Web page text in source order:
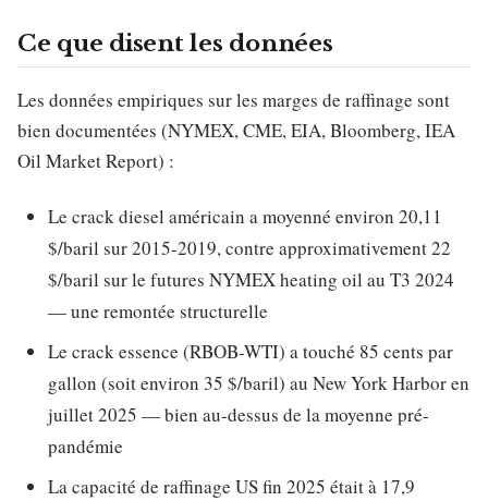
Ce que disent les données
Les données empiriques sur les marges de raffinage sont
bien documentées (NYMEX, CME, EIA, Bloomberg, IEA
Oil Market Report) :
Le crack diesel américain a moyenné environ 20,11
$/baril sur 2015-2019, contre approximativement 22
$/baril sur le futures NYMEX heating oil au T3 2024
— une remontée structurelle
Le crack essence (RBOB-WTI) a touché 85 cents par
gallon (soit environ 35 $/baril) au New York Harbor en
juillet 2025 — bien au-dessus de la moyenne pré-
pandémie
La capacité de raffinage US fin 2025 était à 17,9